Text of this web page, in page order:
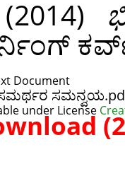
(2014)
ಕರ್ವ್
Document
ಸಮರ್ಥರ
under License